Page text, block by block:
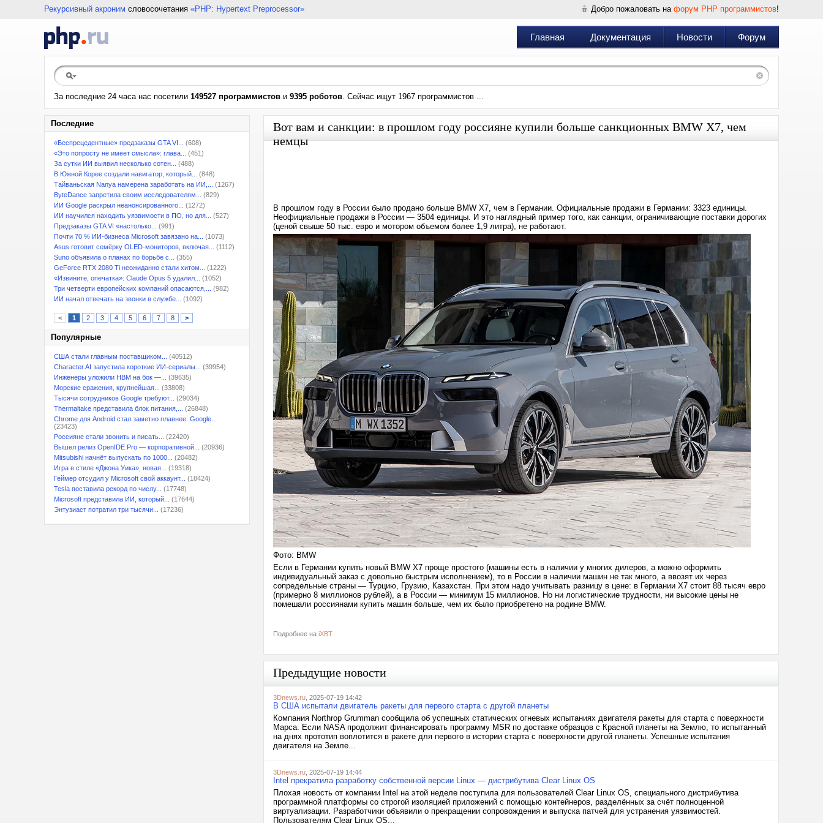
Рекурсивный акроним словосочетания «PHP: Hypertext Preprocessor» Добро пожаловать на форум PHP программистов!
Главная Документация Новости Форум
За последние 24 часа нас посетили 149527 программистов и 9395 роботов. Сейчас ищут 1967 программистов ...
Последние
«Беспрецедентные» предзаказы GTA VI...
(608)
«Это попросту не имеет смысла»: глава...
(451)
За сутки ИИ выявил несколько сотен...
(488)
В Южной Корее создали навигатор, который...
(848)
Тайваньская Nanya намерена заработать на ИИ,...
(1267)
ByteDance запретила своим исследователям...
(829)
ИИ Google раскрыл неанонсированного...
(1272)
ИИ научился находить уязвимости в ПО, но для...
(527)
Предзаказы GTA VI «настолько...
(991)
Почти 70 % ИИ-бизнеса Microsoft завязано на...
(1073)
Asus готовит семёрку OLED-мониторов, включая...
(1112)
Suno объявила о планах по борьбе с...
(355)
GeForce RTX 2080 Ti неожиданно стали хитом...
(1222)
«Извините, опечатка»: Claude Opus 5 удалил...
(1052)
Три четверти европейских компаний опасаются,...
(982)
ИИ начал отвечать на звонки в службе...
(1092)
< 1 2 3 4 5 6 7 8 >
Популярные
США стали главным поставщиком...
(40512)
Character.AI запустила короткие ИИ-сериалы...
(39954)
Инженеры уложили HBM на бок —...
(39635)
Морские сражения, крупнейшая...
(33808)
Тысячи сотрудников Google требуют...
(29034)
Thermaltake представила блок питания,...
(26848)
Chrome для Android стал заметно плавнее: Google...
(23423)
Россияне стали звонить и писать...
(22420)
Вышел релиз OpenIDE Pro — корпоративной...
(20936)
Mitsubishi начнёт выпускать по 1000...
(20482)
Игра в стиле «Джона Уика», новая...
(19318)
Геймер отсудил у Microsoft свой аккаунт...
(18424)
Tesla поставила рекорд по числу...
(17748)
Microsoft представила ИИ, который...
(17644)
Энтузиаст потратил три тысячи...
(17236)
Вот вам и санкции: в прошлом году россияне купили больше санкционных BMW X7, чем
немцы
В прошлом году в России было продано больше BMW X7, чем в Германии. Официальные продажи в Германии: 3323 единицы.
Неофициальные продажи в России — 3504 единицы. И это наглядный пример того, как санкции, ограничивающие поставки дорогих
(ценой свыше 50 тыс. евро и мотором объемом более 1,9 литра), не работают.
Фото: BMW
Если в Германии купить новый BMW X7 проще простого (машины есть в наличии у многих дилеров, а можно оформить
индивидуальный заказ с довольно быстрым исполнением), то в России в наличии машин не так много, а ввозят их через
сопредельные страны — Турцию, Грузию, Казахстан. При этом надо учитывать разницу в цене: в Германии X7 стоит 88 тысяч евро
(примерно 8 миллионов рублей), а в России — минимум 15 миллионов. Но ни логистические трудности, ни высокие цены не
помешали россиянами купить машин больше, чем их было приобретено на родине BMW.
Подробнее на iXBT
Предыдущие новости
3Dnews.ru , 2025-07-19 14:42
В США испытали двигатель ракеты для первого старта с другой планеты
Компания Northrop Grumman сообщила об успешных статических огневых испытаниях двигателя ракеты для старта с поверхности
Марса. Если NASA продолжит финансировать программу MSR по доставке образцов с Красной планеты на Землю, то испытанный
на днях прототип воплотится в ракете для первого в истории старта с поверхности другой планеты. Успешные испытания
двигателя на Земле...
3Dnews.ru , 2025-07-19 14:44
Intel прекратила разработку собственной версии Linux — дистрибутива Clear Linux OS
Плохая новость от компании Intel на этой неделе поступила для пользователей Clear Linux OS, специального дистрибутива
программной платформы со строгой изоляцией приложений с помощью контейнеров, разделённых за счёт полноценной
виртуализации. Разработчики объявили о прекращении сопровождения и выпуска патчей для устранения уязвимостей.
Пользователям Clear Linux OS...